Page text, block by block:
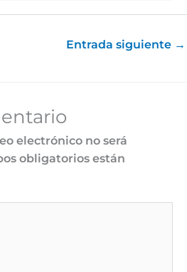
Entrada siguiente →
electrónico no será
obligatorios están